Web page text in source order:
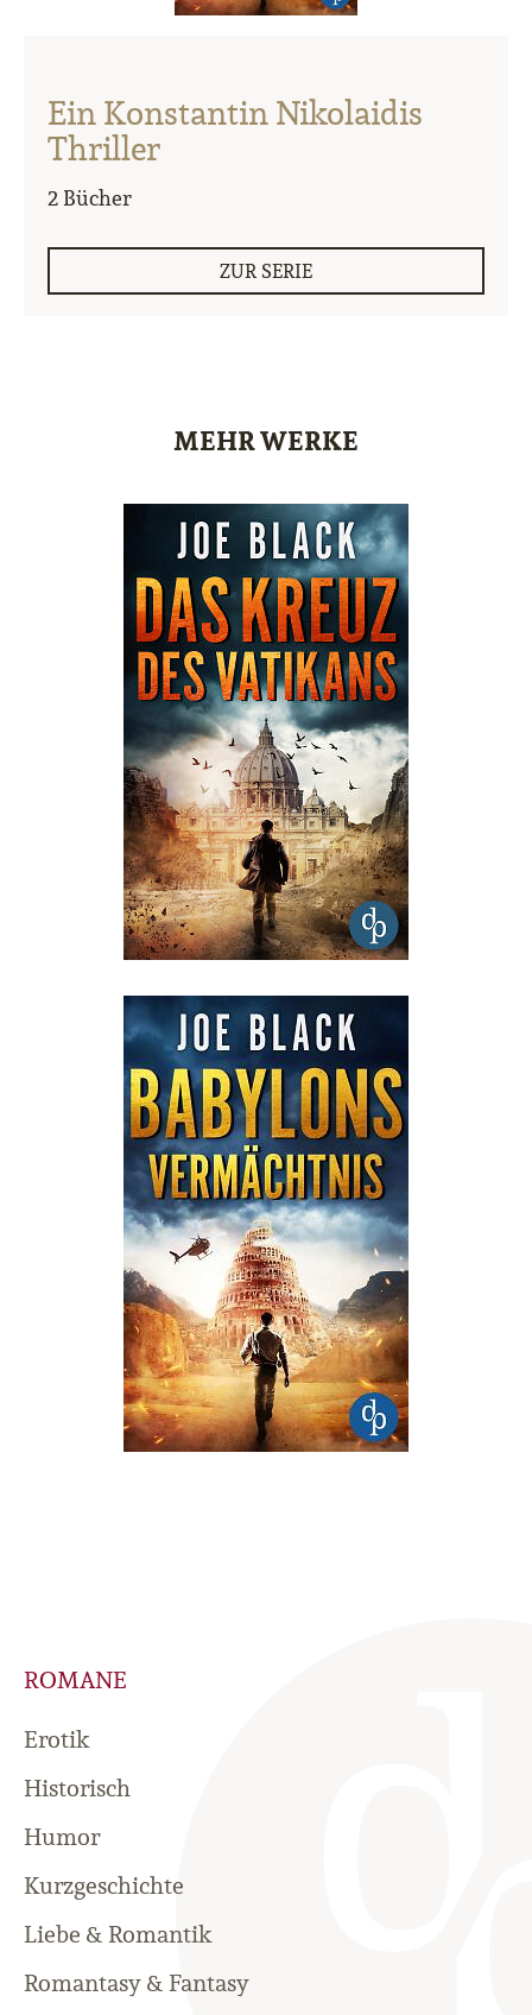
Ein Konstantin Nikolaidis
Thriller
2 Bücher
ZUR SERIE
MEHR WERKE
ROMANE
Erotik
Historisch
Humor
Kurzgeschichte
Liebe & Romantik
Romantasy & Fantasy